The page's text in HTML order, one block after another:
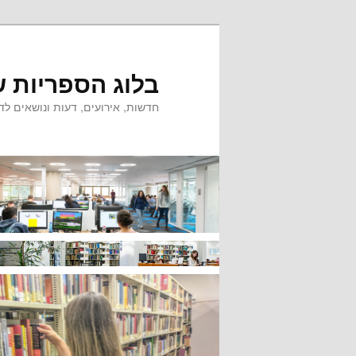
בלוג
חדשות, אירועים, דעות ונושאים